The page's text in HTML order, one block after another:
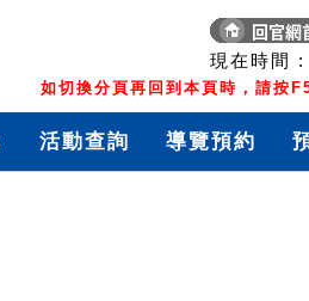
現在時間 :
如切換分頁再回到本頁時，請按
活動查詢 導覽預約